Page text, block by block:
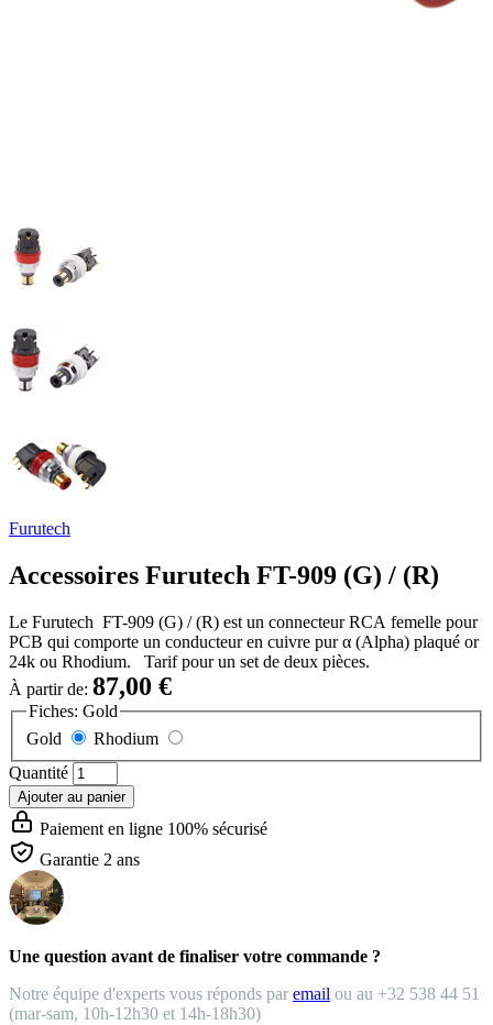
Furutech
Accessoires Furutech FT-909 (G) / (R)
Le Furutech FT-909 (G) / (R) est un connecteur RCA femelle pour
PCB qui comporte un conducteur en cuivre pur α (Alpha) plaqué or
24k ou Rhodium. Tarif pour un set de deux pièces.
À partir de: 87,00 €
Fiches: Gold
Gold
Rhodium
Quantité
Ajouter au panier
Paiement en ligne 100% sécurisé
Garantie 2 ans
Une question avant de finaliser votre commande ?
Notre équipe d'experts vous réponds par email ou au +32 538 44 51
(mar-sam, 10h-12h30 et 14h-18h30)